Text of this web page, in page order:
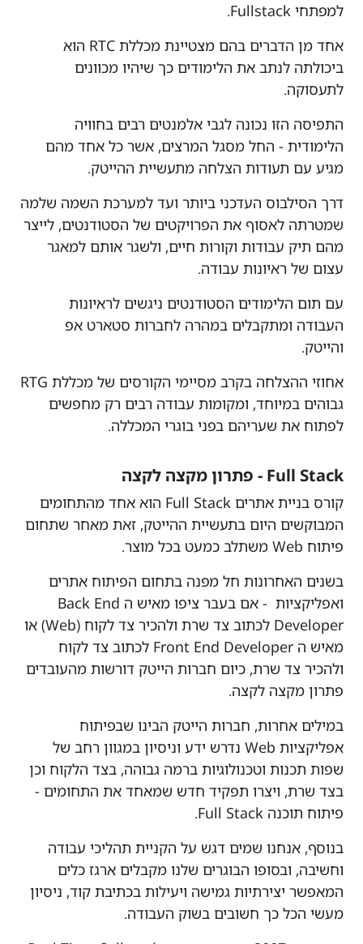
למפתחי Fullstack.
אחד מן הדברים בהם מצטיינת מכללת RTC הוא
ביכולתה לנתב את הלימודים כך שיהיו מכוונים
לתעסוקה.
התפיסה הזו נכונה לגבי אלמנטים רבים בחוויה
הלימודית - החל מסגל המרצים, אשר כל אחד מהם
מגיע עם תעודות הצלחה מתעשיית ההייטק.
דרך הסילבוס העדכני ביותר ועד למערכת השמה שלמה
שמטרתה לאסוף את הפרויקטים של הסטודנטים, לייצר
מהם תיק עבודות וקורות חיים, ולשגר אותם למאגר
עצום של ראיונות עבודה.
עם תום הלימודים הסטודנטים ניגשים לראיונות
העבודה ומתקבלים במהרה לחברות סטארט אפ
והייטק.
אחוזי ההצלחה בקרב מסיימי הקורסים של מכללת RTG
גבוהים במיוחד, ומקומות עבודה רבים רק מחפשים
לפתוח את שעריהם בפני בוגרי המכללה.
Full Stack - פתרון מקצה לקצה
קורס בניית אתרים Full Stack הוא אחד מהתחומים
המבוקשים היום בתעשיית ההייטק, זאת מאחר שתחום
פיתוח Web משתלב כמעט בכל מוצר.
בשנים האחרונות חל מפנה בתחום הפיתוח אתרים
ואפליקציות - אם בעבר ציפו מאיש ה Back End
Developer לכתוב צד שרת ולהכיר צד לקוח (Web) או
מאיש ה Front End Developer לכתוב צד לקוח
ולהכיר צד שרת, כיום חברות הייטק דורשות מהעובדים
פתרון מקצה לקצה.
במילים אחרות, חברות הייטק הבינו שבפיתוח
אפליקציות Web נדרש ידע וניסיון במגוון רחב של
שפות תכנות וטכנולוגיות ברמה גבוהה, בצד הלקוח וכן
בצד שרת, ויצרו תפקיד חדש שמאחד את התחומים -
פיתוח תוכנה Full Stack.
בנוסף, אנחנו שמים דגש על הקניית תהליכי עבודה
וחשיבה, ובסופו הבוגרים שלנו מקבלים ארגז כלים
המאפשר יצירתיות גמישה ויעילות בכתיבת קוד, ניסיון
מעשי הכל כך חשובים בשוק העבודה.